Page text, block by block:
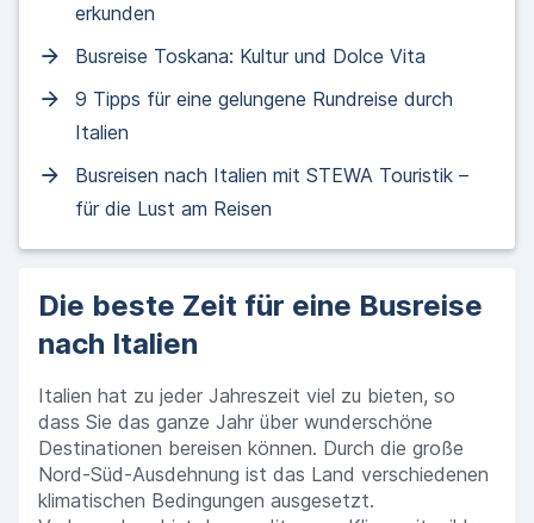
erkunden
Busreise Toskana: Kultur und Dolce Vita
9 Tipps für eine gelungene Rundreise durch
Italien
Busreisen nach Italien mit STEWA Touristik –
für die Lust am Reisen
Die beste Zeit für eine Busreise
nach Italien
Italien hat zu jeder Jahreszeit viel zu bieten, so
dass Sie das ganze Jahr über wunderschöne
Destinationen bereisen können. Durch die große
Nord-Süd-Ausdehnung ist das Land verschiedenen
klimatischen Bedingungen ausgesetzt.